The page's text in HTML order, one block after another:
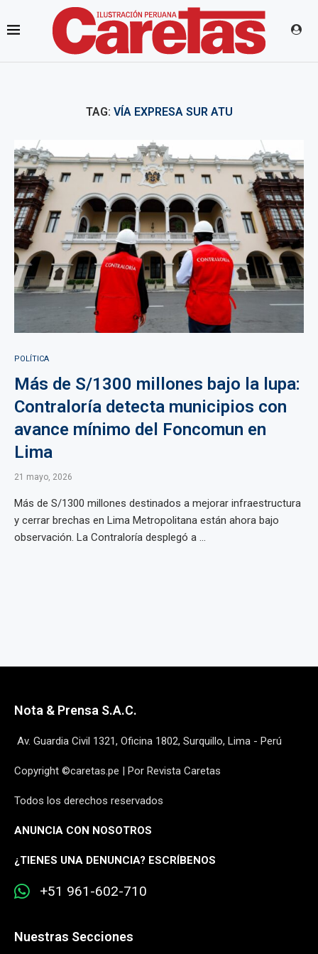
TAG: VÍA EXPRESA SUR ATU
POLÍTICA
Más de S/1300 millones bajo la lupa:
Contraloría detecta municipios con
avance mínimo del Foncomun en
Lima
21 mayo, 2026
Más de S/1300 millones destinados a mejorar infraestructura
y cerrar brechas en Lima Metropolitana están ahora bajo
observación. La Contraloría desplegó a ...
Nota & Prensa S.A.C.
Av. Guardia Civil 1321, Oficina 1802, Surquillo, Lima - Perú
Copyright ©caretas.pe | Por Revista Caretas
Todos los derechos reservados
ANUNCIA CON NOSOTROS
¿TIENES UNA DENUNCIA? ESCRÍBENOS
+51 961-602-710
Nuestras Secciones